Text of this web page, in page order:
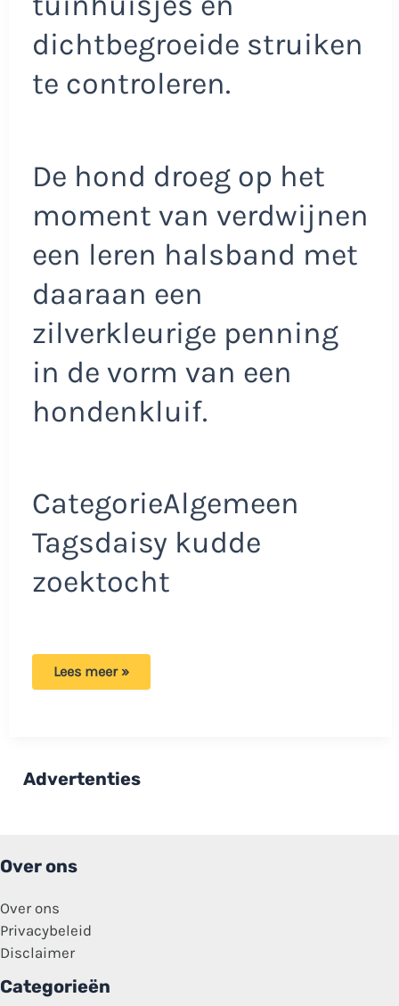
dichtbegroeide struiken
te controleren.
De hond droeg op het
moment van verdwijnen
een leren halsband met
daaraan een
zilverkleurige penning
in de vorm van een
hondenkluif.
CategorieAlgemeen
Tagsdaisy kudde
zoektocht
Nieuwe
inwoners
Lees meer »
Advertenties
Over ons
Over ons
Privacybeleid
Disclaimer
Categorieën